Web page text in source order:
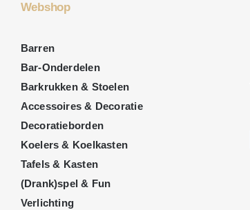
Webshop
Barren
Bar-Onderdelen
Barkrukken & Stoelen
Accessoires & Decoratie
Decoratieborden
Koelers & Koelkasten
Tafels & Kasten
(Drank)spel & Fun
Verlichting